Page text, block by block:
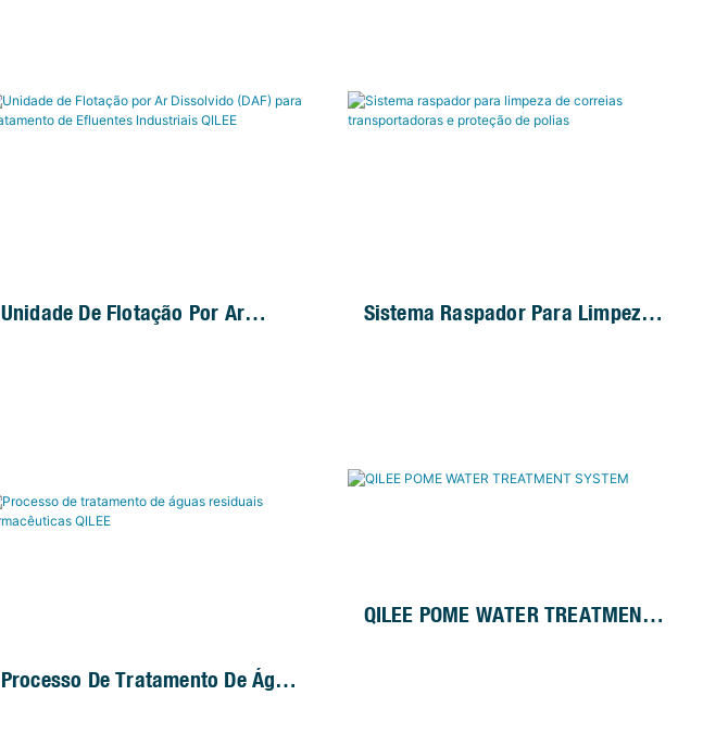
Unidade De Flotação Por Ar
Sistema Raspador Para Limpeza
Processo De Tratamento De Águas
QILEE POME WATER TREATMENT